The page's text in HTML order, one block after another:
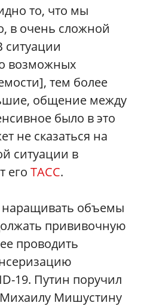
то, что мы
в очень сложной
ситуации
возможных
тем более
общение между
было в это
не сказаться на
ситуации в
его ТАСС.
наращивать объемы
прививочную
проводить
19. Путин поручил
Мишустину